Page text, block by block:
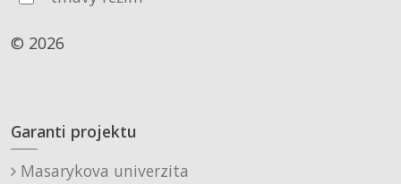
© 2026
Garanti projektu
Masarykova univerzita